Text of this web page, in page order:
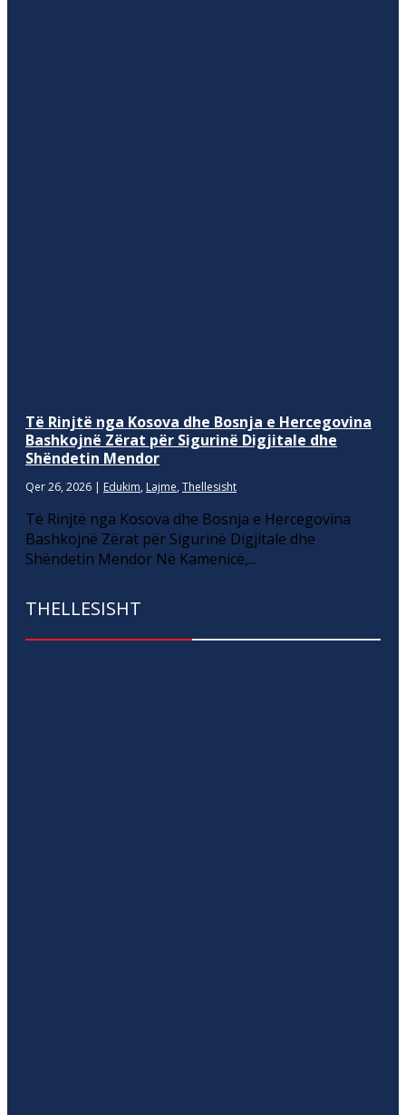
Të Rinjtë nga Kosova dhe Bosnja e Hercegovina
Bashkojnë Zërat për Sigurinë Digjitale dhe
Shëndetin Mendor
Qer 26, 2026 | Edukim, Lajme, Thellesisht
Të Rinjtë nga Kosova dhe Bosnja e Hercegovina
Bashkojnë Zërat për Sigurinë Digjitale dhe
Shëndetin Mendor Në Kamenicë,...
THELLESISHT